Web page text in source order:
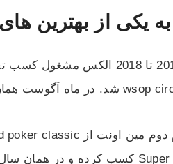
یکی از بهترین های